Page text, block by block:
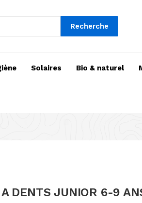
Recherche
Solaires Bio & naturel
A DENTS JUNIOR 6-9